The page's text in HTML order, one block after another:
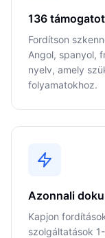
136
Fordítson
Angol, spanyol,
nyelv, amely
folyamatokhoz.
Azonnali
Kapjon
szolgáltatások